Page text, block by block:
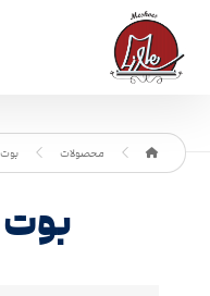
محصولات
بوت